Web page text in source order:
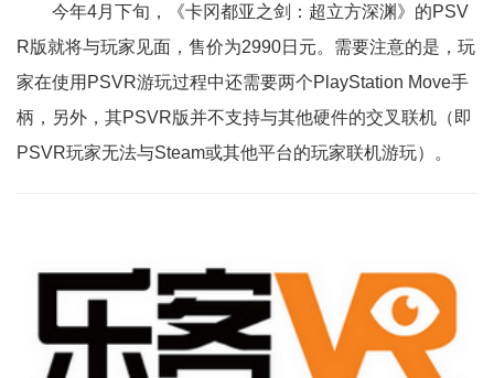
今年4月下旬，《卡冈都亚之剑：超立方深渊》的PSV
R版就将与玩家见面，售价为2990日元。需要注意的是，玩
家在使用PSVR游玩过程中还需要两个PlayStation Move手
柄，另外，其PSVR版并不支持与其他硬件的交叉联机（即
PSVR玩家无法与Steam或其他平台的玩家联机游玩）。